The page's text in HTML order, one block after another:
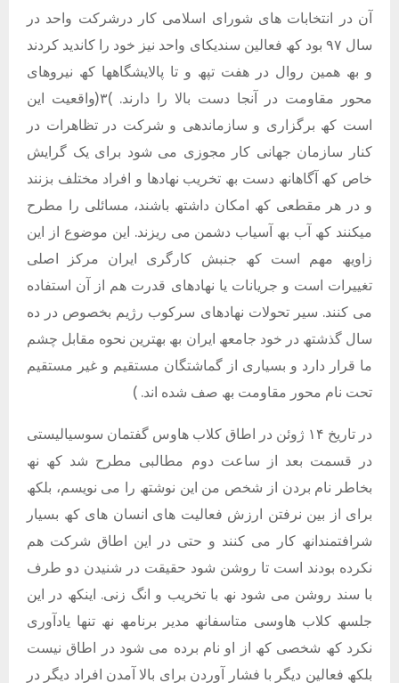
آن در انتخابات ھای شورای اسلامی کار درشرکت واحد در
سال ٩٧ بود کھ فعالین سندیکای واحد نیز خود را کاندید کردند
و بھ ھمین روال در ھفت تپھ و تا پالایشگاھھا کھ نیروھای
محور مقاومت در آنجا دست بالا را دارند. )٣(واقعیت این
است کھ برگزاری و سازماندھی و شرکت در تظاھرات در
کنار سازمان جھانی کار مجوزی می شود برای یک گرایش
خاص کھ آگاھانھ دست بھ تخریب نھادھا و افراد مختلف بزنند
و در ھر مقطعی کھ امکان داشتھ باشند، مسائلی را مطرح
میکنند کھ آب بھ آسیاب دشمن می ریزند. این موضوع از این
زاویھ مھم است کھ جنبش کارگری ایران مرکز اصلی
تغییرات است و جریانات یا نھادھای قدرت ھم از آن استفاده
می کنند. سیر تحولات نھادھای سرکوب رژیم بخصوص در ده
سال گذشتھ در خود جامعھ ایران بھ بھترین نحوه مقابل چشم
ما قرار دارد و بسیاری از گماشتگان مستقیم و غیر مستقیم
تحت نام محور مقاومت بھ صف شده اند. )
در تاریخ ١۴ ژوئن در اطاق کلاب ھاوس گفتمان سوسیالیستی
در قسمت بعد از ساعت دوم مطالبی مطرح شد کھ نھ
بخاطر نام بردن از شخص من این نوشتھ را می نویسم، بلکھ
برای از بین نرفتن ارزش فعالیت ھای انسان ھای کھ بسیار
شرافتمندانھ کار می کنند و حتی در این اطاق شرکت ھم
نکرده بودند است تا روشن شود حقیقت در شنیدن دو طرف
با سند روشن می شود نھ با تخریب و انگ زنی. اینکھ در این
جلسھ کلاب ھاوسی متاسفانھ مدیر برنامھ نھ تنھا یادآوری
نکرد کھ شخصی کھ از او نام برده می شود در اطاق نیست
بلکھ فعالین دیگر با فشار آوردن برای بالا آمدن افراد دیگر در